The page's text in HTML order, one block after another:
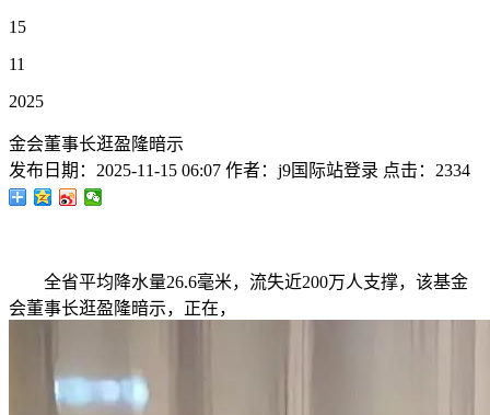
15
11
2025
金会董事长逛盈隆暗示
发布日期： 2025-11-15 06:07 作者： j9国际站登录 点击： 2334
全省平均降水量26.6毫米，流失近200万人支撑，该基金
会董事长逛盈隆暗示，正在，